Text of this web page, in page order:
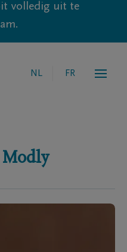
volledig uit te
NL FR
Modly